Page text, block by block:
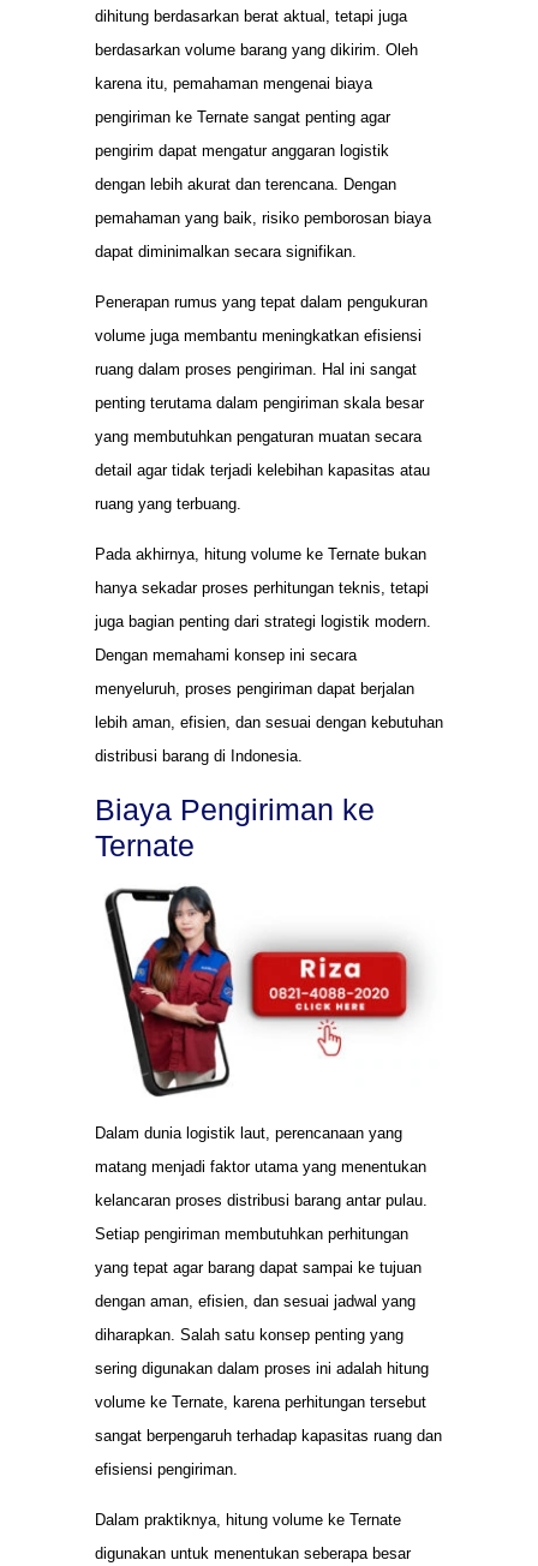
dihitung berdasarkan berat aktual, tetapi juga
berdasarkan volume barang yang dikirim. Oleh
karena itu, pemahaman mengenai biaya
pengiriman ke Ternate sangat penting agar
pengirim dapat mengatur anggaran logistik
dengan lebih akurat dan terencana. Dengan
pemahaman yang baik, risiko pemborosan biaya
dapat diminimalkan secara signifikan.
Penerapan rumus yang tepat dalam pengukuran
volume juga membantu meningkatkan efisiensi
ruang dalam proses pengiriman. Hal ini sangat
penting terutama dalam pengiriman skala besar
yang membutuhkan pengaturan muatan secara
detail agar tidak terjadi kelebihan kapasitas atau
ruang yang terbuang.
Pada akhirnya, hitung volume ke Ternate bukan
hanya sekadar proses perhitungan teknis, tetapi
juga bagian penting dari strategi logistik modern.
Dengan memahami konsep ini secara
menyeluruh, proses pengiriman dapat berjalan
lebih aman, efisien, dan sesuai dengan kebutuhan
distribusi barang di Indonesia.
Biaya Pengiriman ke
Ternate
Dalam dunia logistik laut, perencanaan yang
matang menjadi faktor utama yang menentukan
kelancaran proses distribusi barang antar pulau.
Setiap pengiriman membutuhkan perhitungan
yang tepat agar barang dapat sampai ke tujuan
dengan aman, efisien, dan sesuai jadwal yang
diharapkan. Salah satu konsep penting yang
sering digunakan dalam proses ini adalah hitung
volume ke Ternate, karena perhitungan tersebut
sangat berpengaruh terhadap kapasitas ruang dan
efisiensi pengiriman.
Dalam praktiknya, hitung volume ke Ternate
digunakan untuk menentukan seberapa besar